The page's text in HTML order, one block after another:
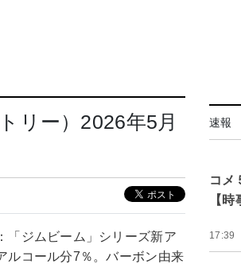
リー）2026年5月
「ジムビーム」シリーズ新ア
ルコール分7％。バーボン由来
速報
コメ
【
17:39